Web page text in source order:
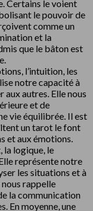
Certains le voient
le pouvoir de
comme un
et la
que le bâton est
l’intuition, les
notre capacité à
aux autres. Elle nous
et de
vie équilibrée. Il est
un tarot le font
et aux émotions.
la logique, le
représente notre
les situations et à
rappelle
la communication
En moyenne, une